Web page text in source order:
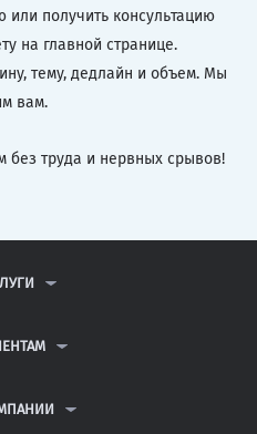
или получить консультацию
на главной странице.
тему, дедлайн и объем. Мы
вам.
труда и нервных срывов!
РАБОТЫ
И ОТВЕТЫ